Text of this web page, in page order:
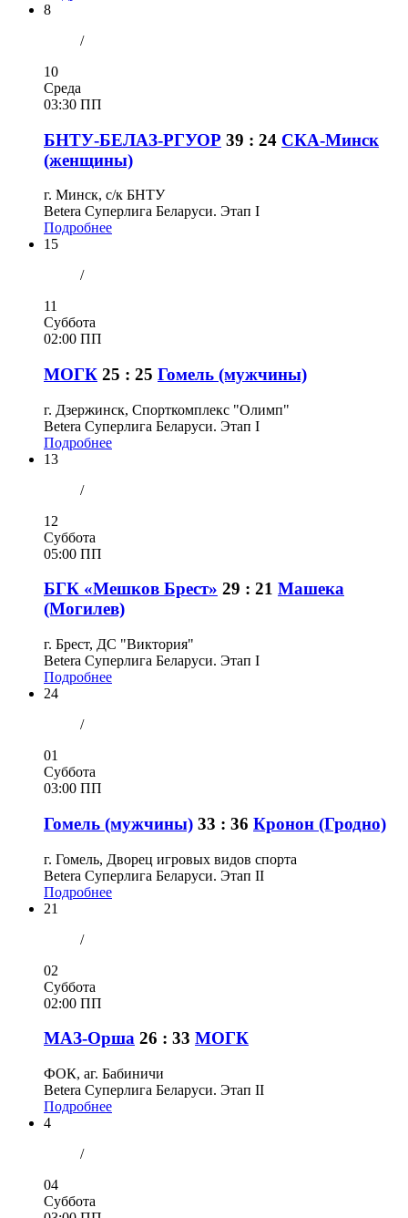
8
/
10
Среда
03:30 ПП
БНТУ-БЕЛАЗ-РГУОР 39 : 24 СКА-Минск
(женщины)
г. Минск, с/к БНТУ
Betera Суперлига Беларуси. Этап I
Подробнее
15
/
11
Суббота
02:00 ПП
МОГК 25 : 25 Гомель (мужчины)
г. Дзержинск, Спорткомплекс "Олимп"
Betera Суперлига Беларуси. Этап I
Подробнее
13
/
12
Суббота
05:00 ПП
БГК «Мешков Брест» 29 : 21 Машека
(Могилев)
г. Брест, ДС "Виктория"
Betera Суперлига Беларуси. Этап I
Подробнее
24
/
01
Суббота
03:00 ПП
Гомель (мужчины) 33 : 36 Кронон (Гродно)
г. Гомель, Дворец игровых видов спорта
Betera Суперлига Беларуси. Этап II
Подробнее
21
/
02
Суббота
02:00 ПП
МАЗ-Орша 26 : 33 МОГК
ФОК, аг. Бабиничи
Betera Суперлига Беларуси. Этап II
Подробнее
4
/
04
Суббота